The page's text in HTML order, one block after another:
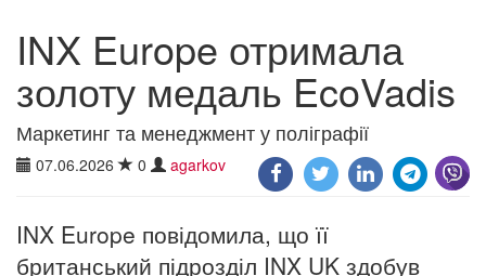
INX Europe отримала
золоту медаль EcoVadis
Маркетинг та менеджмент у поліграфії
07.06.2026 0 agarkov
INX Europe повідомила, що її
британський підрозділ INX UK здобув